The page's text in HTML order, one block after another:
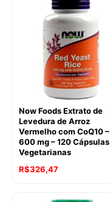
Now Foods Extrato de
Levedura de Arroz
Vermelho com CoQ10 –
600 mg – 120 Cápsulas
Vegetarianas
R$326,47